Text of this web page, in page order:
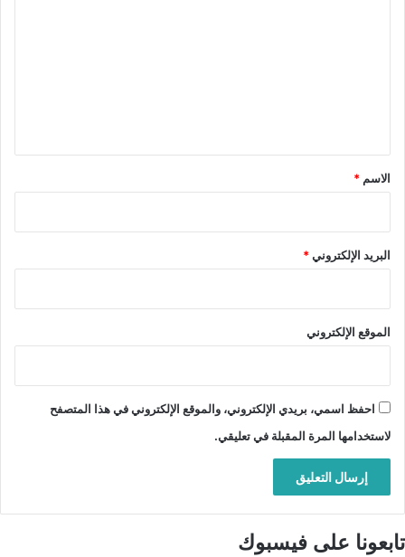
*
الاسم *
البريد الإلكتروني*
الموقع الإلكتروني
احفظ اسمي، بريدي الإلكتروني، والموقع الإلكتروني في هذا المتصفح
لاستخدامها المرة المقبلة في تعليقي.
تابعونا على فيسبوك